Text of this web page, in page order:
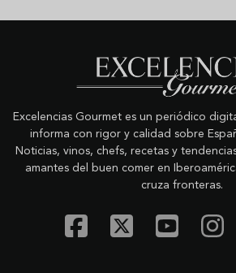
Excelencias Gourmet es un periódico
informa con rigor y calidad sobre
Noticias, vinos, chefs, recetas y
amantes del buen comer en
cruza fronteras.